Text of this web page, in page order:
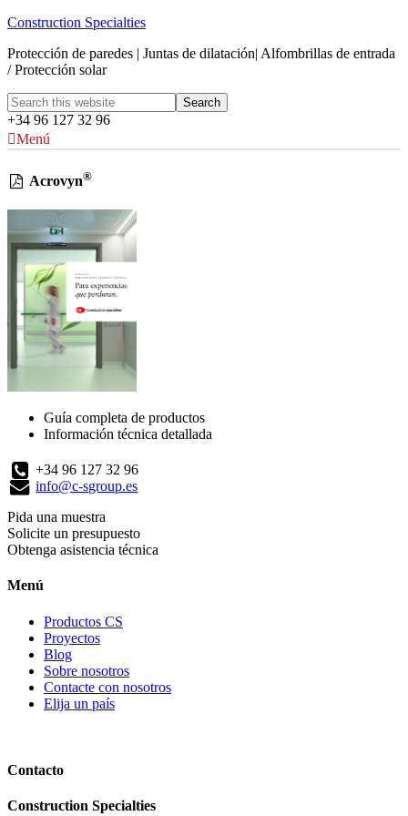
Construction Specialties
Protección de paredes | Juntas de dilatación| Alfombrillas de entrada
/ Protección solar
+34 96 127 32 96
Menú
Acrovyn®
Guía completa de productos
Información técnica detallada
+34 96 127 32 96
info@c-sgroup.es
Pida una muestra
Solicite un presupuesto
Obtenga asistencia técnica
Menú
Productos CS
Proyectos
Blog
Sobre nosotros
Contacte con nosotros
Elija un país
Contacto
Construction Specialties